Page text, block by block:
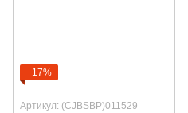
−17%
Артикул: (CJBSBP)011529